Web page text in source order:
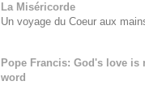
La Miséricorde
Un voyage du Coeur aux
Pope Francis: God's love is
word